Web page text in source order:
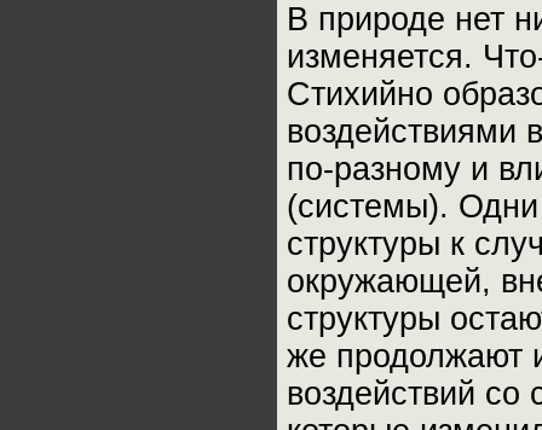
В природе нет
изменяется.
Стихийно
воздействиями
по-разному и
(системы). Одни
структуры к
окружающей,
структуры
же продолжают
воздействий